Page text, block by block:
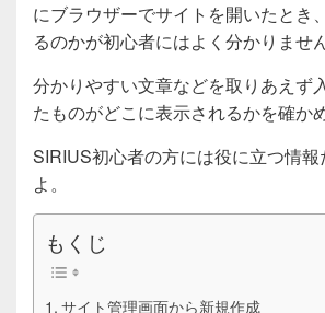
にブラウザーでサイトを開いたとき
るのかが初心者にはよく分かりません
分かりやすい文章などを取りあえず
たものがどこに表示されるかを確か
SIRIUS初心者の方には役に立つ情
よ。
もくじ
サイト管理画面から新規作成